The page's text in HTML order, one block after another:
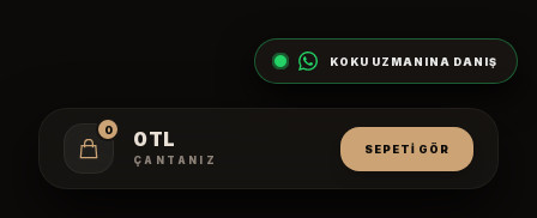
KOKU UZMANINA DANIŞ
0 0 TL
ÇANTANIZ
SEPETI GÖR